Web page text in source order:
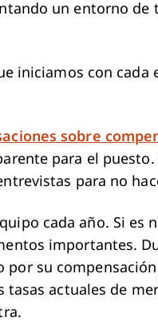
un entorno de
iniciamos con cada
sobre
para el
para no
cada año. Si es
importantes.
por su
actuales de